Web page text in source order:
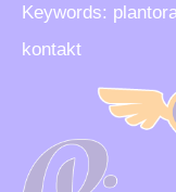
Keywords:
kontakt